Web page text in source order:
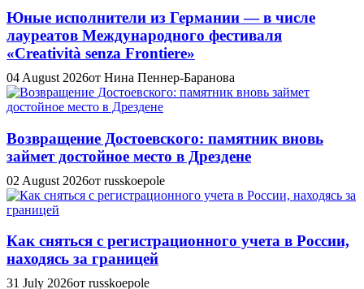
Юные исполнители из Германии — в числе
лауреатов Международного фестиваля
«Creatività senza Frontiere»
04 August 2026от Нина Пеннер-Баранова
Возвращение Достоевского: памятник вновь
займет достойное место в Дрездене
02 August 2026от russkoepole
Как сняться с регистрационного учета в России,
находясь за границей
31 July 2026от russkoepole